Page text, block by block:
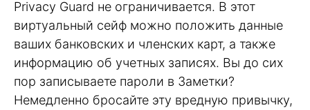
Privacy Guard не ограничивается. В этот
виртуальный сейф можно положить данные
ваших банковских и членских карт, а также
информацию об учетных записях. Вы до сих
пор записываете пароли в Заметки?
Немедленно бросайте эту вредную привычку,